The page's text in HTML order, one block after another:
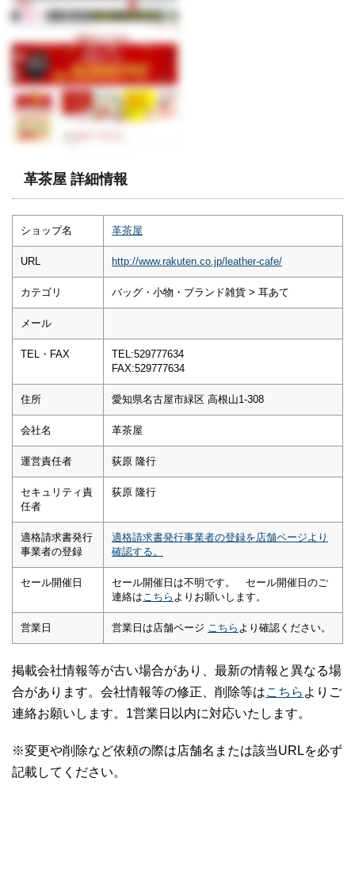
革茶屋 詳細情報
ショップ名 革茶屋
URL http://www.rakuten.co.jp/leather-cafe/
カテゴリ バッグ・小物・ブランド雑貨 > 耳あて
メール
TEL・FAX
TEL:529777634
FAX:529777634
住所 愛知県名古屋市緑区 高根山1-308
会社名 革茶屋
運営責任者 荻原 隆行
セキュリティ責
任者
荻原 隆行
適格請求書発行
事業者の登録
適格請求書発行事業者の登録を店舗ページより
確認する。
セール開催日
セール開催日は不明です。 セール開催日のご
連絡は こちら よりお願いします。
営業日 営業日は店舗ページ こちら より確認ください。
掲載会社情報等が古い場合があり、最新の情報と異なる場
合があります。会社情報等の修正、削除等はこちら よりご
連絡お願いします。1営業日以内に対応いたします。
※変更や削除など依頼の際は店舗名または該当URLを必ず
記載してください。